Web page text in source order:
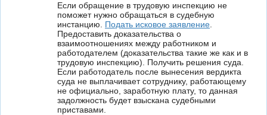
Если обращение в трудовую инспекцию не
поможет нужно обращаться в судебную
инстанцию. Подать исковое заявление
Предоставить доказательства о
взаимоотношениях между работником и
работодателем (доказательства такие же как и в
трудовую инспекцию). Получить решения суда.
Если работодатель после вынесения вердикта
суда не выплачивает сотруднику, работающему
не официально, заработную плату, то данная
задолжность будет взыскана судебными
приставами.